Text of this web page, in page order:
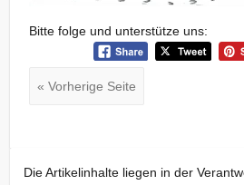
Bitte folge und unterstütze uns:
« Vorherige Seite
Die Artikelinhalte liegen in der